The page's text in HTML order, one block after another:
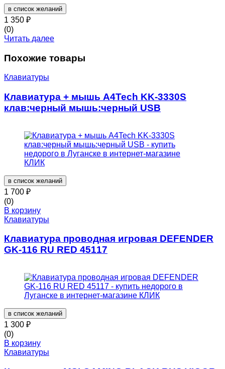
в список желаний
1 350 ₽
(0)
Читать далее
Похожие товары
Клавиатуры
Клавиатура + мышь A4Tech KK-3330S
клав:черный мышь:черный USB
в список желаний
1 700 ₽
(0)
В корзину
Клавиатуры
Клавиатура проводная игровая DEFENDER
GK-116 RU RED 45117
в список желаний
1 300 ₽
(0)
В корзину
Клавиатуры